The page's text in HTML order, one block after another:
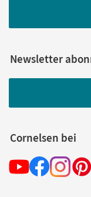
Newsletter
Cornelsen bei